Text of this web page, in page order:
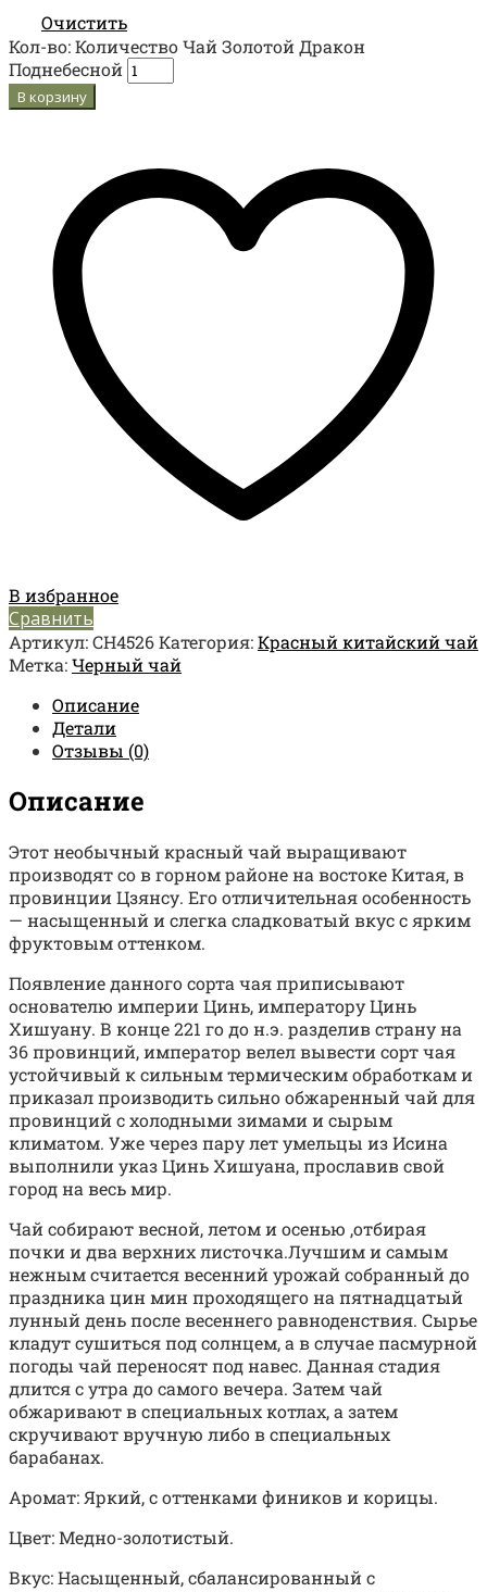
Очистить
Кол-во:Количество Чай Золотой Дракон
Поднебесной
В корзину
В избранное
Сравнить
Артикул:CH4526Категория:Красный китайский чай
Метка:Черный чай
Описание
Детали
Отзывы (0)
Описание
Этот необычный красный чай выращивают
производят со в горном районе на востоке Китая, в
провинции Цзянсу. Его отличительная особенность
— насыщенный и слегка сладковатый вкус с ярким
фруктовым оттенком.
Появление данного сорта чая приписывают
основателю империи Цинь, императору Цинь
Хишуану. В конце 221 го до н.э. разделив страну на
36 провинций, император велел вывести сорт чая
устойчивый к сильным термическим обработкам и
приказал производить сильно обжаренный чай для
провинций с холодными зимами и сырым
климатом. Уже через пару лет умельцы из Исина
выполнили указ Цинь Хишуана, прославив свой
город на весь мир.
Чай собирают весной, летом и осенью ,отбирая
почки и два верхних листочка.Лучшим и самым
нежным считается весенний урожай собранный до
праздника цин мин проходящего на пятнадцатый
лунный день после весеннего равноденствия. Сырье
кладут сушиться под солнцем, а в случае пасмурной
погоды чай переносят под навес. Данная стадия
длится с утра до самого вечера. Затем чай
обжаривают в специальных котлах, а затем
скручивают вручную либо в специальных
барабанах.
Аромат: Яркий, с оттенками фиников и корицы.
Цвет: Медно-золотистый.
Вкус: Насыщенный, сбалансированный с